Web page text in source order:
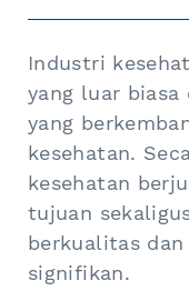
Industri
yang luar biasa
yang
kesehatan.
kesehatan
tujuan
berkualitas dan
signifikan.